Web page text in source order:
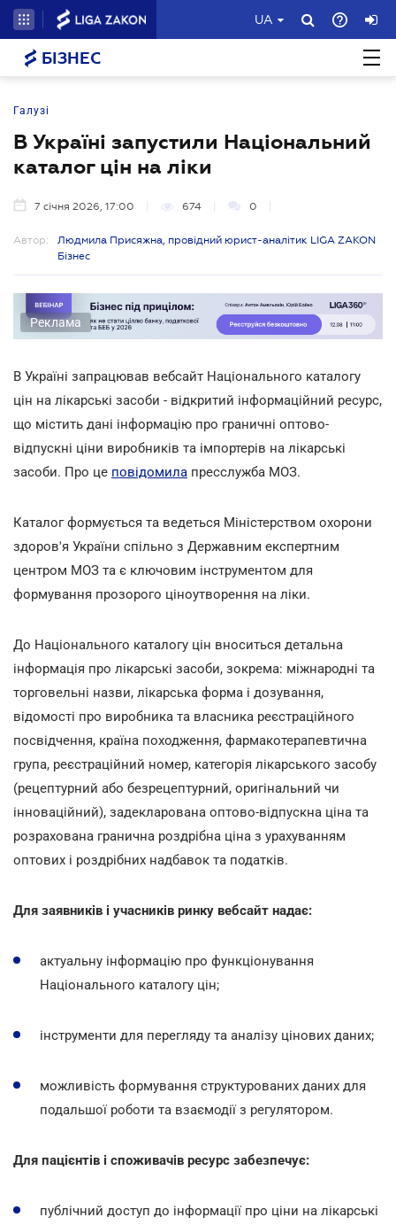
UA
БІЗНЕС
Галузі
В Україні запустили Національний
каталог цін на ліки
7 січня 2026, 17:00 674 0
Автор:
Людмила Присяжна, провідний юрист-аналітик LIGA ZAKON
Бізнес
Реклама
В Україні запрацював вебсайт Національного каталогу
цін на лікарські засоби - відкритий інформаційний ресурс,
що містить дані інформацію про граничні оптово-
відпускні ціни виробників та імпортерів на лікарські
засоби. Про це повідомила пресслужба МОЗ.
Каталог формується та ведеться Міністерством охорони
здоров'я України спільно з Державним експертним
центром МОЗ та є ключовим інструментом для
формування прозорого ціноутворення на ліки.
До Національного каталогу цін вноситься детальна
інформація про лікарські засоби, зокрема: міжнародні та
торговельні назви, лікарська форма і дозування,
відомості про виробника та власника реєстраційного
посвідчення, країна походження, фармакотерапевтична
група, реєстраційний номер, категорія лікарського засобу
(рецептурний або безрецептурний, оригінальний чи
інноваційний), задекларована оптово-відпускна ціна та
розрахована гранична роздрібна ціна з урахуванням
оптових і роздрібних надбавок та податків.
Для заявників і учасників ринку вебсайт надає:
актуальну інформацію про функціонування
Національного каталогу цін;
інструменти для перегляду та аналізу цінових даних;
можливість формування структурованих даних для
подальшої роботи та взаємодії з регулятором.
Для пацієнтів і споживачів ресурс забезпечує:
публічний доступ до інформації про ціни на лікарські